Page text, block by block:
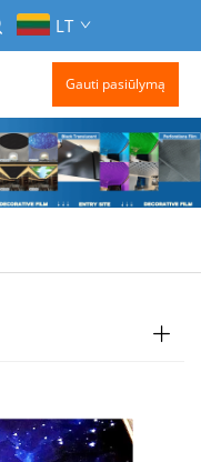
LT
Gauti pasiūlymą